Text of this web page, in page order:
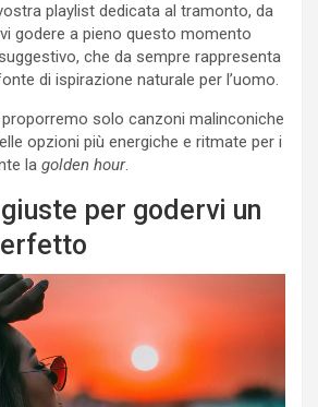
playlist dedicata al tramonto, da
godere a pieno questo momento
che da sempre rappresenta
di ispirazione naturale per l’uomo.
solo canzoni malinconiche
opzioni più energiche e ritmate per i
la golden hour.
per godervi un